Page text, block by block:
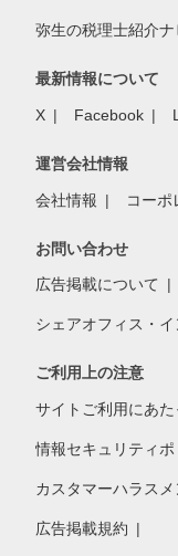
弥生の税理士紹介ナ
最新情報について
X Facebook
運営会社情報
会社情報 コーポ
お問い合わせ
広告掲載について
シェアオフィス・
ご利用上の注意
サイトご利用にあた
情報セキュリティポ
カスタマーハラス
広告掲載規約